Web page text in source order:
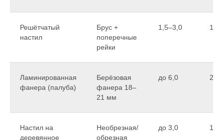
Решётчатый
настил
Брус +
поперечные
рейки
1,5–3,0
Ламинированная
фанера (палуба)
Берёзовая
фанера 18–
21 мм
до 6,0
Настил на
деревянное
Необрезная/
обрезная
до 3,0 1–5